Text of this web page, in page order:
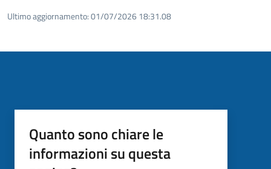
Ultimo aggiornamento:01/07/2026 18:31.08
Quanto sono chiare le
informazioni su questa